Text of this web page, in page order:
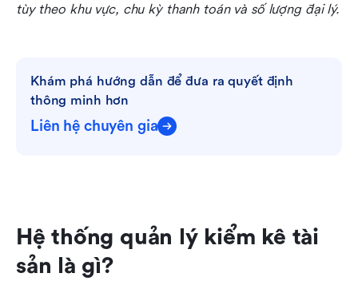
tùy theo khu vực, chu kỳ thanh toán và số lượng đại lý.
Khám phá hướng dẫn để đưa ra quyết định
thông minh hơn
Liên hệ chuyên gia
Hệ thống quản lý kiểm kê tài
sản là gì?